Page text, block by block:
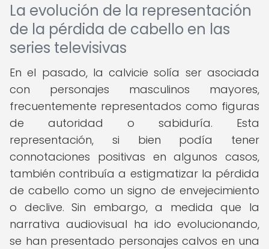
La evolución de la representación
de la pérdida de cabello en las
series televisivas
En el pasado, la calvicie solía ser asociada
con personajes masculinos mayores,
frecuentemente representados como figuras
de autoridad o sabiduría. Esta
representación, si bien podía tener
connotaciones positivas en algunos casos,
también contribuía a estigmatizar la pérdida
de cabello como un signo de envejecimiento
o declive. Sin embargo, a medida que la
narrativa audiovisual ha ido evolucionando,
se han presentado personajes calvos en una